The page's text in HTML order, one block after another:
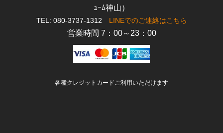
ｭｰﾑ神山）
TEL: 080-3737-1312 LINEでのご連絡はこちら
営業時間 7：00～23：00
各種クレジットカードご利用いただけます